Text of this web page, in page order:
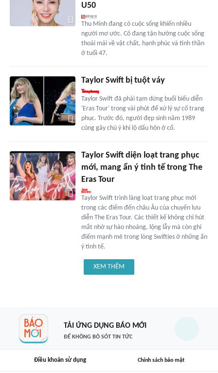
U50
Thu Minh đang có cuộc sống khiến nhiều
người mơ ước. Cô đang tận hưởng cuộc sống
thoải mái về vật chất, hạnh phúc và tinh thần
ở tuổi 47.
Taylor Swift bị tuột váy
Taylor Swift đã phải tạm dừng buổi biểu diễn
'Eras Tour' trong vài phút để xử lý sự cố trang
phục. Trước đó, người đẹp sinh năm 1989
cũng gây chú ý khi lộ dấu hôn ở cổ.
Taylor Swift diện loạt trang phục
mới, mang ẩn ý tinh tế trong The
Eras Tour
Taylor Swift trình làng loạt trang phục mới
trong các điểm đến châu Âu của chuyến lưu
diễn The Eras Tour. Các thiết kế không chỉ hút
mắt nhờ sự hào nhoáng, lộng lẫy mà còn ghi
điểm mạnh mẽ trong lòng Swifties ở những ẩn
ý tinh tế.
XEM THÊM
TẢI ỨNG DỤNG BÁO MỚI
ĐỂ KHÔNG BỎ SÓT TIN TỨC
Điều khoản sử dụng Chính sách bảo mật